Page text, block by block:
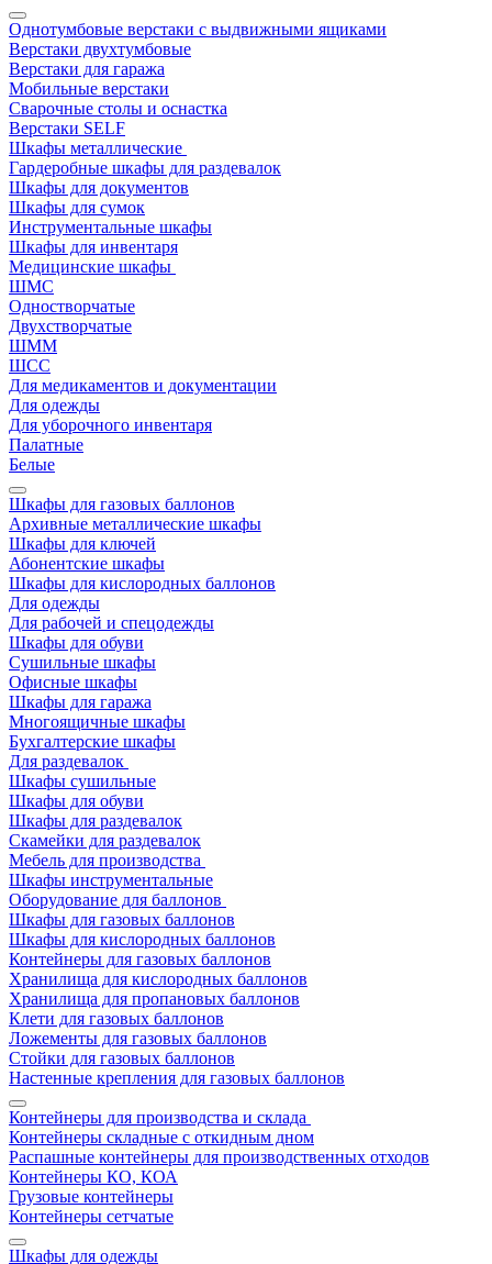
Однотумбовые верстаки с выдвижными ящиками
Верстаки двухтумбовые
Верстаки для гаража
Мобильные верстаки
Сварочные столы и оснастка
Верстаки SELF
Шкафы металлические
Гардеробные шкафы для раздевалок
Шкафы для документов
Шкафы для сумок
Инструментальные шкафы
Шкафы для инвентаря
Медицинские шкафы
ШМС
Одностворчатые
Двухстворчатые
ШММ
ШСС
Для медикаментов и документации
Для одежды
Для уборочного инвентаря
Палатные
Белые
Шкафы для газовых баллонов
Архивные металлические шкафы
Шкафы для ключей
Абонентские шкафы
Шкафы для кислородных баллонов
Для одежды
Для рабочей и спецодежды
Шкафы для обуви
Сушильные шкафы
Офисные шкафы
Шкафы для гаража
Многоящичные шкафы
Бухгалтерские шкафы
Для раздевалок
Шкафы сушильные
Шкафы для обуви
Шкафы для раздевалок
Скамейки для раздевалок
Мебель для производства
Шкафы инструментальные
Оборудование для баллонов
Шкафы для газовых баллонов
Шкафы для кислородных баллонов
Контейнеры для газовых баллонов
Хранилища для кислородных баллонов
Хранилища для пропановых баллонов
Клети для газовых баллонов
Ложементы для газовых баллонов
Стойки для газовых баллонов
Настенные крепления для газовых баллонов
Контейнеры для производства и склада
Контейнеры складные с откидным дном
Распашные контейнеры для производственных отходов
Контейнеры КО, КОА
Грузовые контейнеры
Контейнеры сетчатые
Шкафы для одежды